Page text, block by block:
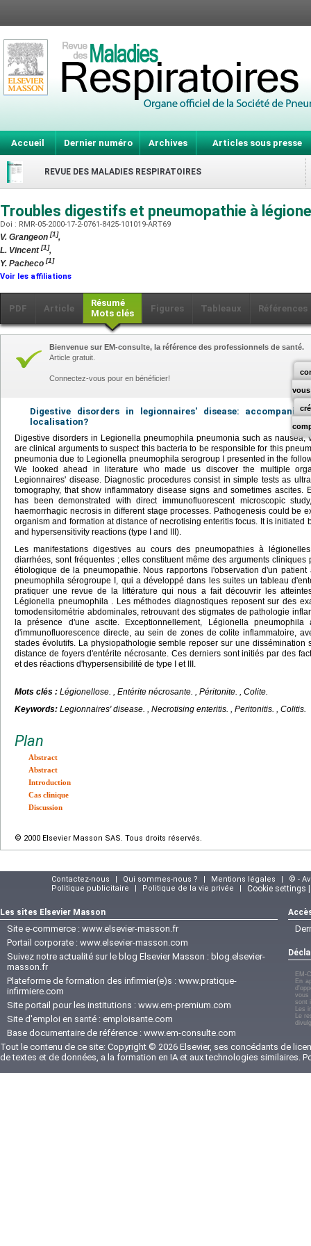
Accueil Dernier numéro Archives Articles sous presse
REVUE DES MALADIES RESPIRATOIRES
Troubles digestifs et pneumopathie à
Doi : RMR-05-2000-17-2-0761-8425-101019-ART69
V. Grangeon [1],
L. Vincent[1],
Y. Pacheco [1]
Voir les affiliations
PDF Article
Résumé
Mots clés
Figures Tableaux Références
vous
Bienvenue sur EM-consulte, la référence des professionnels de santé.
Article gratuit.
Connectez-vous pour en bénéficier!
Digestive disorders in legionnaires' disease:
localisation?
Digestive disorders in Legionella pneumophila pneumonia such as nausea,
are clinical arguments to suspect this bacteria to be responsible for this
pneumonia due to Legionella pneumophilaserogroup I presented in the
We looked ahead in literature who made us discover the multiple
Legionnaires' disease. Diagnostic procedures consist in simple tests as
tomography, that show inflammatory disease signs and sometimes ascites.
has been demonstrated with direct immunofluorescent microscopic
haemorrhagic necrosis in different stage processes. Pathogenesis could be
organism and formation at distance of necrotising enteritis focus. It is initiated
and hypersensitivity reactions (type I and III).
Les manifestations digestives au cours des pneumopathies à
diarrhées, sont fréquentes ; elles constituent même des arguments
étiologique de la pneumopathie. Nous rapportons l'observation d'un
pneumophila sérogroupe I, qui a développé dans les suites un tableau
pratiquer une revue de la littérature qui nous a fait découvrir les
Légionella pneumophila. Les méthodes diagnostiques reposent sur des
tomodensitométrie abdominales, retrouvant des stigmates de pathologie
la présence d'une ascite. Exceptionnellement,
Légionella pneumophila
d'immunofluorescence directe, au sein de zones de colite inflammatoire,
stades évolutifs. La physiopathologie semble reposer sur une dissémination
distance de foyers d'entérite nécrosante. Ces derniers sont initiés par des
et des réactions d'hypersensibilité de type I et III.
Mots clés : Légionellose. , Entérite nécrosante. , Péritonite. , Colite.
Keywords: Legionnaires' disease. , Necrotising enteritis. , Peritonitis. , Colitis.
Plan
Abstract
Abstract
Introduction
Cas clinique
Discussion
© 2000 Elsevier Masson SAS. Tous droits réservés.
Contactez-nous | Qui sommes-nous ? | Mentions légales |
© -
Politique publicitaire
| Politique de la vie privée | Cookie settings
Les sites Elsevier Masson
Site e-commerce : www.elsevier-masson.fr
Portail corporate : www.elsevier-masson.com
Suivez notre actualité sur le blog Elsevier Masson : blog.elsevier-
masson.fr
Plateforme de formation des infirmier(e)s : www.pratique-
infirmiere.com
Site portail pour les institutions : www.em-premium.com
Site d'emploi en santé : emploisante.com
Base documentaire de référence : www.em-consulte.com
EM-
En
vous
sont
Les
Le
Tout le contenu de ce site: Copyright © 2026 Elsevier, ses concédants de
de textes et de données, a la formation en IA et aux technologies similaires.